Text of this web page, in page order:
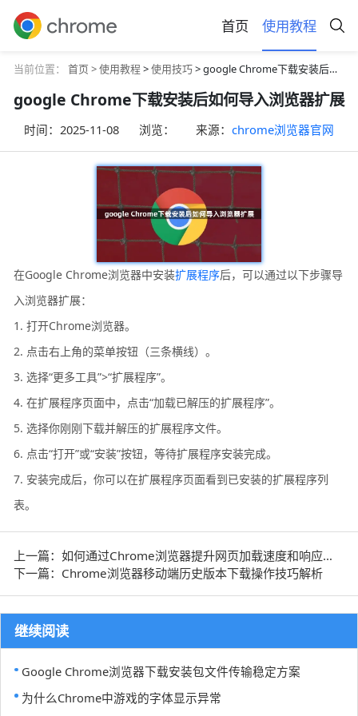
首页 使用教程
当前位置： 首页 >使用教程>使用技巧> google Chrome下载安装后如何导入浏览器扩展
google Chrome下载安装后如何导入浏览器扩展
时间：2025-11-08 浏览： 来源： chrome浏览器官网
在Google Chrome浏览器中安装扩展程序后，可以通过以下步骤导
入浏览器扩展：
1. 打开Chrome浏览器。
2. 点击右上角的菜单按钮（三条横线）。
3. 选择“更多工具”>“扩展程序”。
4. 在扩展程序页面中，点击“加载已解压的扩展程序”。
5. 选择你刚刚下载并解压的扩展程序文件。
6. 点击“打开”或“安装”按钮，等待扩展程序安装完成。
7. 安装完成后，你可以在扩展程序页面看到已安装的扩展程序列
表。
上一篇：如何通过Chrome浏览器提升网页加载速度和响应时间
下一篇：Chrome浏览器移动端历史版本下载操作技巧解析
继续阅读
Google Chrome浏览器下载安装包文件传输稳定方案
为什么Chrome中游戏的字体显示异常